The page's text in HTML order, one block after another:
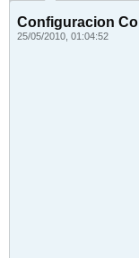
Configuracion
25/05/2010, 01:04:52